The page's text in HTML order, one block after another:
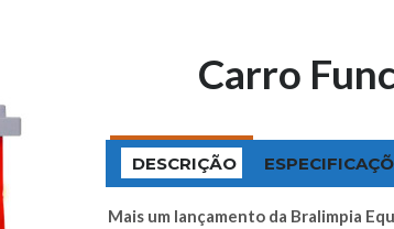
Carro
DESCRIÇÃO
Mais um lançamento da Bralimpia